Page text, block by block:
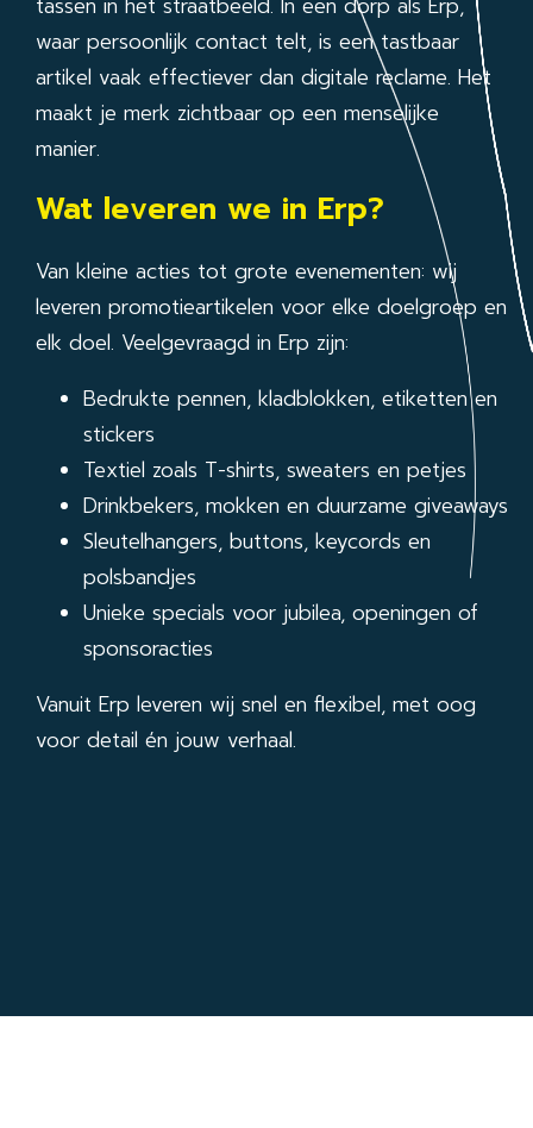
tassen in het straatbeeld. In een dorp als Erp,
waar persoonlijk contact telt, is een tastbaar
artikel vaak effectiever dan digitale reclame. Het
maakt je merk zichtbaar op een menselijke
manier.
Wat leveren we in Erp?
Van kleine acties tot grote evenementen: wij
leveren promotieartikelen voor elke doelgroep en
elk doel. Veelgevraagd in Erp zijn:
Bedrukte pennen, kladblokken, etiketten en
stickers
Textiel zoals T-shirts, sweaters en petjes
Drinkbekers, mokken en duurzame giveaways
Sleutelhangers, buttons, keycords en
polsbandjes
Unieke specials voor jubilea, openingen of
sponsoracties
Vanuit Erp leveren wij snel en flexibel, met oog
voor detail én jouw verhaal.